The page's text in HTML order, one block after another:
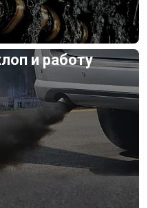
и работу